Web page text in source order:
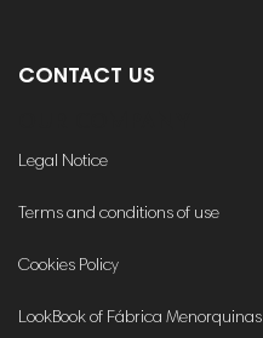
CONTACT US
Legal Notice
Terms and conditions of use
Cookies Policy
LookBook of Fábrica Menorquinas